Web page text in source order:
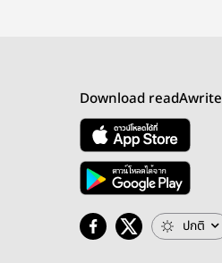
Download readAwrite
ปกติ